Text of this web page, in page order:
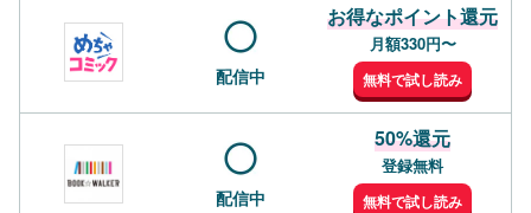
配信中
お得なポイント還元
月額330円〜
無料で試し読み
配信中
50%還元
登録無料
無料で試し読み